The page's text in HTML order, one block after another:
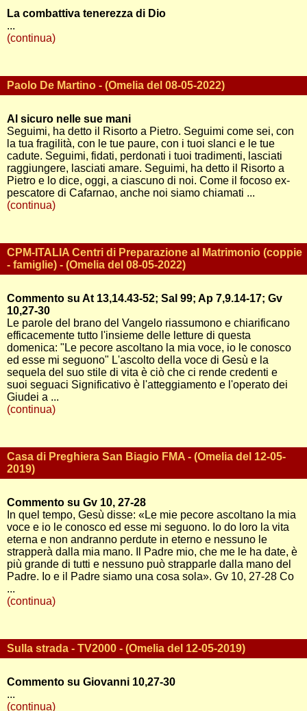
La combattiva tenerezza di Dio
...
(continua)
Paolo De Martino - (Omelia del 08-05-2022)
Al sicuro nelle sue mani
Seguimi, ha detto il Risorto a Pietro. Seguimi come sei, con
la tua fragilità, con le tue paure, con i tuoi slanci e le tue
cadute. Seguimi, fidati, perdonati i tuoi tradimenti, lasciati
raggiungere, lasciati amare. Seguimi, ha detto il Risorto a
Pietro e lo dice, oggi, a ciascuno di noi. Come il focoso ex-
pescatore di Cafarnao, anche noi siamo chiamati ...
(continua)
CPM-ITALIA Centri di Preparazione al Matrimonio (coppie
- famiglie) - (Omelia del 08-05-2022)
Commento su At 13,14.43-52; Sal 99; Ap 7,9.14-17; Gv
10,27-30
Le parole del brano del Vangelo riassumono e chiarificano
efficacemente tutto l'insieme delle letture di questa
domenica: "Le pecore ascoltano la mia voce, io le conosco
ed esse mi seguono" L'ascolto della voce di Gesù e la
sequela del suo stile di vita è ciò che ci rende credenti e
suoi seguaci Significativo è l'atteggiamento e l'operato dei
Giudei a ...
(continua)
Casa di Preghiera San Biagio FMA - (Omelia del 12-05-
2019)
Commento su Gv 10, 27-28
In quel tempo, Gesù disse: «Le mie pecore ascoltano la mia
voce e io le conosco ed esse mi seguono. Io do loro la vita
eterna e non andranno perdute in eterno e nessuno le
strapperà dalla mia mano. Il Padre mio, che me le ha date, è
più grande di tutti e nessuno può strapparle dalla mano del
Padre. Io e il Padre siamo una cosa sola». Gv 10, 27-28 Co
...
(continua)
Sulla strada - TV2000 - (Omelia del 12-05-2019)
Commento su Giovanni 10,27-30
...
(continua)